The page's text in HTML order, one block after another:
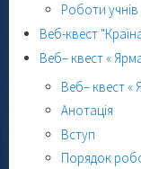
Роботи учнів
Веб-квест
Веб– квест «
Веб– квест «
Анотація
Вступ
Порядок